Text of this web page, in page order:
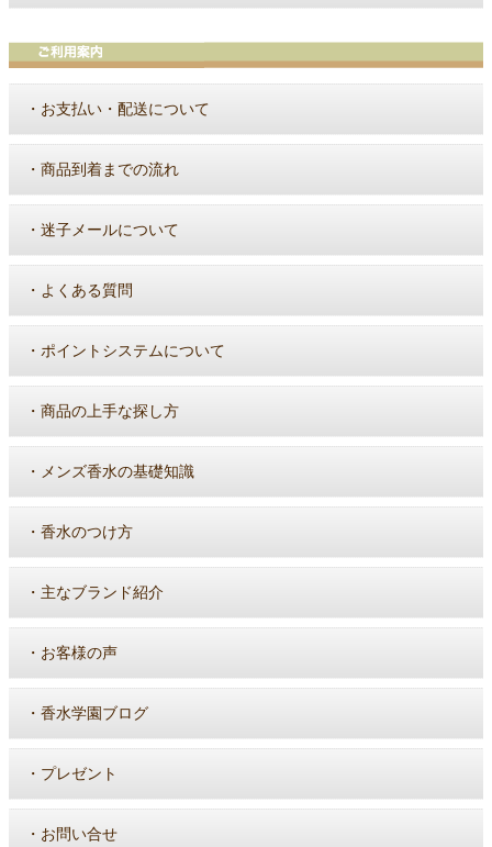
・ お支払い・配送について
・ 商品到着までの流れ
・ 迷子メールについて
・ よくある質問
・ ポイントシステムについて
・ 商品の上手な探し方
・ メンズ香水の基礎知識
・ 香水のつけ方
・ 主なブランド紹介
・ お客様の声
・ 香水学園ブログ
・ プレゼント
・ お問い合せ